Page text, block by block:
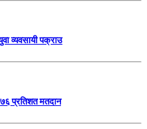
व्यवसायी पक्राउ
प्रतिशत मतदान